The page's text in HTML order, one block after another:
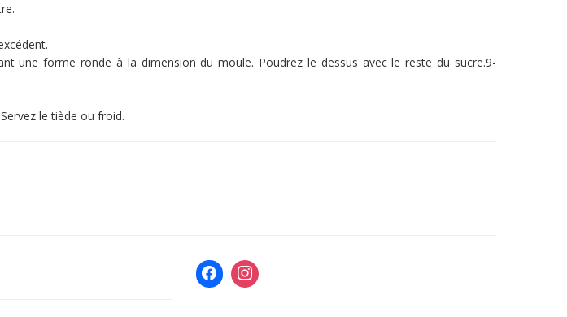
une forme ronde à la dimension du moule. Poudrez le dessus avec le reste du sucre.9-
le tiède ou froid.